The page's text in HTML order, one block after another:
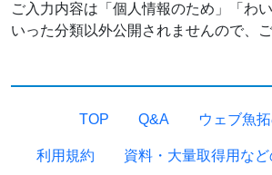
ご入力内容は「個人情報のため」「わ
いった分類以外公開されませんので、
TOP Q&A ウェブ魚
利用規約 資料・大量取得用な